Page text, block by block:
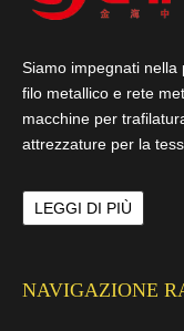
Siamo impegnati
filo metallico e rete
macchine per
attrezzature per la
LEGGI DI PIÙ
NAVIGAZIONE